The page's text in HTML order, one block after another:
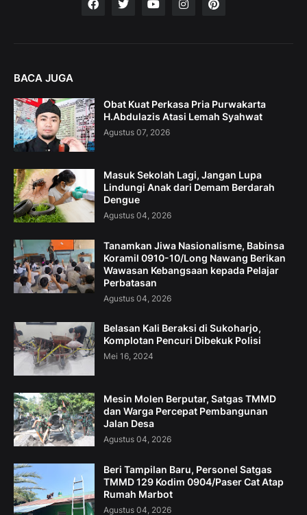
BACA JUGA
Obat Kuat Perkasa Pria Purwakarta
H.Abdulazis Atasi Lemah Syahwat
Agustus 07, 2026
Masuk Sekolah Lagi, Jangan Lupa
Lindungi Anak dari Demam Berdarah
Dengue
Agustus 04, 2026
Tanamkan Jiwa Nasionalisme, Babinsa
Koramil 0910-10/Long Nawang Berikan
Wawasan Kebangsaan kepada Pelajar
Perbatasan
Agustus 04, 2026
Belasan Kali Beraksi di Sukoharjo,
Komplotan Pencuri Dibekuk Polisi
Mei 16, 2024
Mesin Molen Berputar, Satgas TMMD
dan Warga Percepat Pembangunan
Jalan Desa
Agustus 04, 2026
Beri Tampilan Baru, Personel Satgas
TMMD 129 Kodim 0904/Paser Cat Atap
Rumah Marbot
Agustus 04, 2026